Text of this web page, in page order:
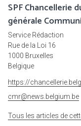
SPF Chancellerie
générale
Service Rédaction
Rue de la Loi 16
1000 Bruxelles
Belgique
https://
cmr@news.belgium.be
Tous les articles de